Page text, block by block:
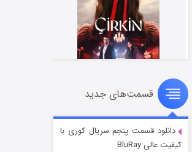
سریال زشت
قسمت۲ (زیرنویس) منتشر شد
قسمت‌های جدید
دانلود قسمت پنجم سریال کوری با
کیفیت عالی BluRay